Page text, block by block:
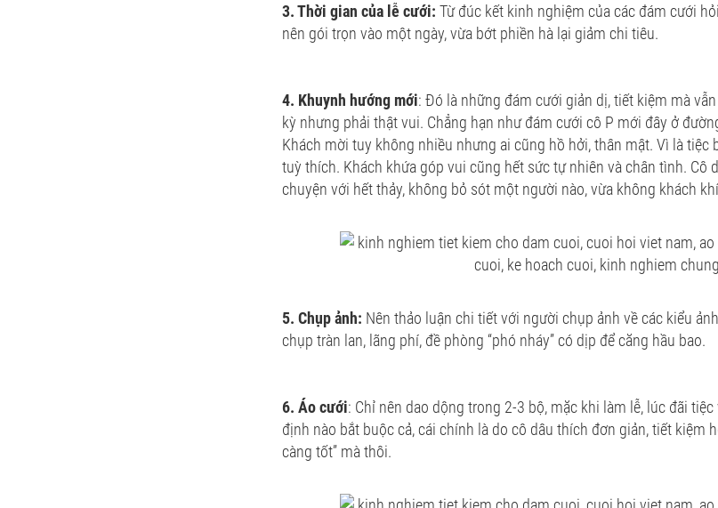
3. Thời gian của lễ cưới: Từ đúc kết kinh nghiệm của các đám cưới
nên gói trọn vào một ngày, vừa bớt phiền hà lại giảm chi tiêu.
4. Khuynh hướng mới: Đó là những đám cưới giản dị, tiết kiệm mà
kỳ nhưng phải thật vui. Chẳng hạn như đám cưới cô P mới đây ở
Khách mời tuy không nhiều nhưng ai cũng hồ hởi, thân mật. Vì là tiệc
tuỳ thích. Khách khứa góp vui cũng hết sức tự nhiên và chân tình. Cô
chuyện với hết thảy, không bỏ sót một người nào, vừa không khách
5. Chụp ảnh: Nên thảo luận chi tiết với người chụp ảnh về các kiểu
chụp tràn lan, lãng phí, đề phòng “phó nháy” có dịp để căng hầu bao.
6. Áo cưới: Chỉ nên dao dộng trong 2-3 bộ, mặc khi làm lễ, lúc đãi
định nào bắt buộc cả, cái chính là do cô dâu thích đơn giản, tiết kiệm
càng tốt” mà thôi.